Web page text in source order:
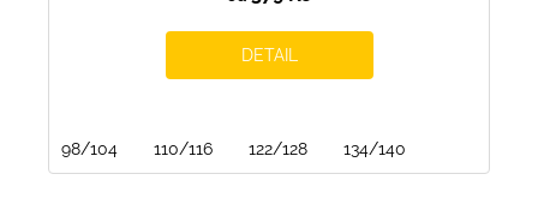
DETAIL
98/104 110/116 122/128 134/140